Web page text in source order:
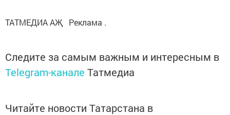
ТАТМЕДИА АҖ Реклама .
Следите за самым важным и интересным в
Telegram-канале Татмедиа
Читайте новости Татарстана в